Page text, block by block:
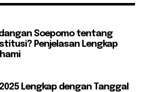
Soepomo tentang
Penjelasan Lengkap
Lengkap dengan Tanggal